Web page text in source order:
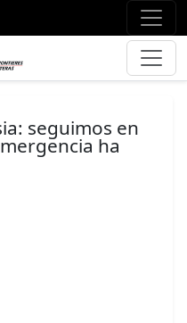
Ir
seguimos en
ha